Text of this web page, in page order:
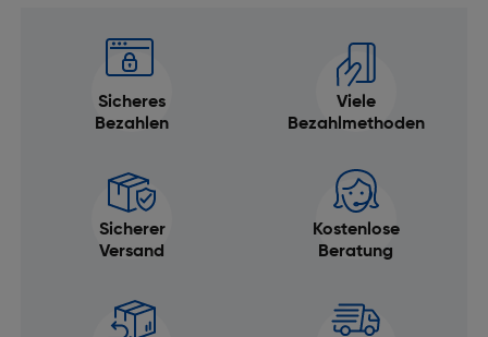
Fotoeffekte: Blau, brillant, Landschaft,
Monochrom, Neutral, Pop Farbe, Portrait, Sepia,
Spielzeugkamera, 18 weitere Bildeffekte
Anti-Staub Funktion: Nein
Dioptrienausgleichg (D-D): -4,0 bis 2,0 dpt
Smartphone Fernsteuerung: Ja
Bildsensorgröße (B x H) [mm]: 36x24
Sicheres
Bezahlen
Viele
Bezahlmethoden
Sicherer
Versand
Kostenlose
Beratung